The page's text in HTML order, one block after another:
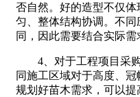
否自然。好的造型不仅
匀、整体结构协调。不
同，因此需要结合实际需
4、对于工程项目采
同施工区域对于高度、
规划好苗木需求，可以